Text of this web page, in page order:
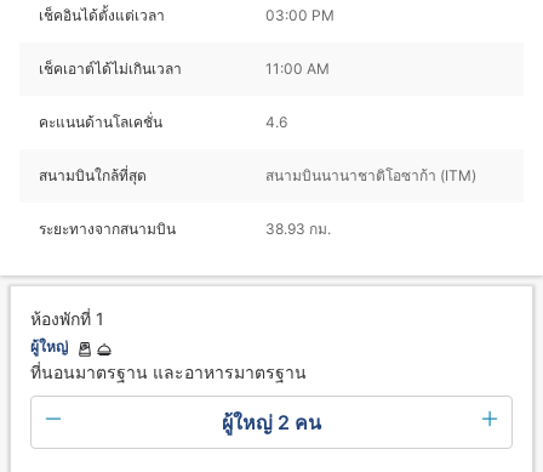
เช็คอินได้ตั้งแต่เวลา 03:00 PM
เช็คเอาต์ได้ไม่เกินเวลา 11:00 AM
คะแนนด้านโลเคชั่น 4.6
สนามบินใกล้ที่สุด สนามบินนานาชาติโอซาก้า (ITM)
ระยะทางจากสนามบิน 38.93 กม.
ห้องพักที่ 1
ผู้ใหญ่
ที่นอนมาตรฐาน และอาหารมาตรฐาน
ผู้ใหญ่ 2 คน